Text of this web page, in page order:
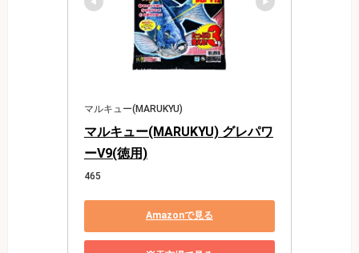
マルキュー(MARUKYU)
マルキュー(MARUKYU) グレパワ
ーV9(徳用)
465
Amazonで見る